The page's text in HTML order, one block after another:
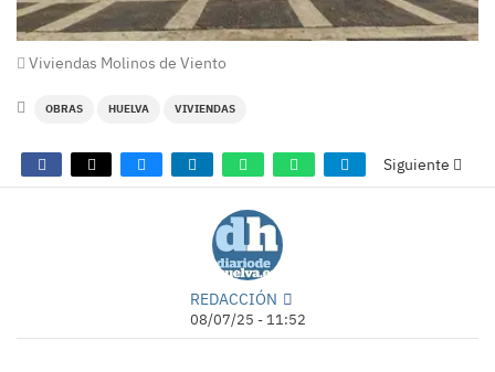
Viviendas Molinos de Viento
OBRAS HUELVA VIVIENDAS
Siguiente
REDACCIÓN
08/07/25 - 11:52